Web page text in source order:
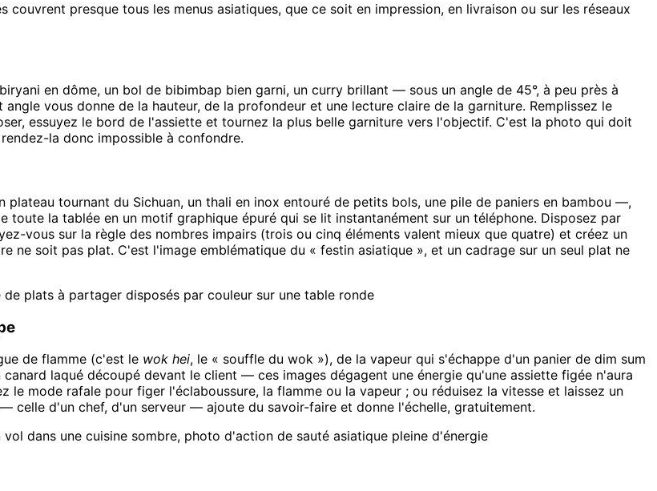
couvrent presque tous les menus asiatiques, que ce soit en impression, en livraison ou sur les réseaux
en dôme, un bol de bibimbap bien garni, un curry brillant — sous un angle de 45°, à peu près à
vous donne de la hauteur, de la profondeur et une lecture claire de la garniture. Remplissez le
essuyez le bord de l'assiette et tournez la plus belle garniture vers l'objectif. C'est la photo qui doit
la donc impossible à confondre.
tournant du Sichuan, un thali en inox entouré de petits bols, une pile de paniers en bambou —,
toute la tablée en un motif graphique épuré qui se lit instantanément sur un téléphone. Disposez par
vous sur la règle des nombres impairs (trois ou cinq éléments valent mieux que quatre) et créez un
ne soit pas plat. C'est l'image emblématique du « festin asiatique », et un cadrage sur un seul plat ne
plats à partager disposés par couleur sur une table ronde
de flamme (c'est le wok hei, le « souffle du wok »), de la vapeur qui s'échappe d'un panier de dim sum
laqué découpé devant le client — ces images dégagent une énergie qu'une assiette figée n'aura
mode rafale pour figer l'éclaboussure, la flamme ou la vapeur ; ou réduisez la vitesse et laissez un
celle d'un chef, d'un serveur — ajoute du savoir-faire et donne l'échelle, gratuitement.
dans une cuisine sombre, photo d'action de sauté asiatique pleine d'énergie